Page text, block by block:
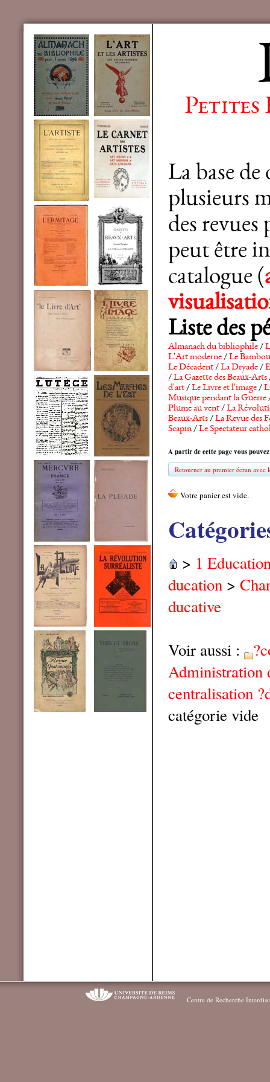
Petites
La base
plusieurs
des revues
peut être
catalogue (
Liste des
Almanach du bibliophile/
L'Art moderne/Le Bambou
Le Décadent/La Dryade/
/La Gazette des Beaux-Arts
d'art/Le Livre et l'image/
Musique pendant la Guerre
Plume au vent/La
Beaux-Arts/La Revue des
Scapin/Le Spectateur
A partir de cette page vous
Retourner au premier écran avec
> 1
ducation >
ducative
Voir aussi :
Administration
centralisation
catégorie vide
Centre de Recherche